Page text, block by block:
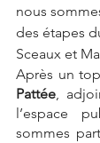
nous
des étapes
Sceaux et
Après un
Pattée,
l’espace
sommes